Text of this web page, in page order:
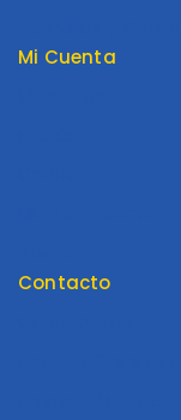
Mi Cuenta
Contacto